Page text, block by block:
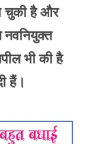
चुकी है और
नवनियुक्त
भी की है
हैं।